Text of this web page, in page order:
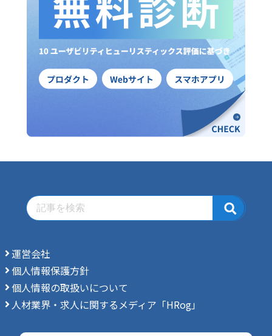
運営会社
個人情報保護方針
個人情報の取扱いについて
人材業界・求人に関するメディア「HRog」